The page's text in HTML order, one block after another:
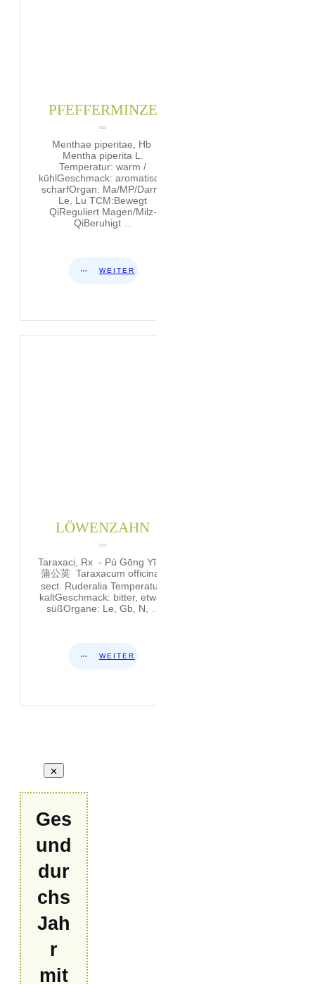
PFEFFERMINZE
Menthae piperitae, Hb
Mentha piperita L.
Temperatur: warm /
kühlGeschmack: aromatisch,
scharfOrgan: Ma/MP/Darm,
Le, Lu TCM:Bewegt
QiReguliert Magen/Milz-
QiBeruhigt
WEITER
LÖWENZAHN
Taraxaci, Rx - Pú Gōng Yīng
蒲公英 Taraxacum officinale
sect. Ruderalia Temperatur:
kaltGeschmack: bitter, etwas
süßOrgane: Le, Gb, N,
WEITER
Ges
und
dur
chs
Jah
r
mit